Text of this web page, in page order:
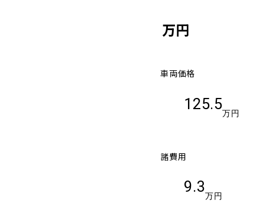
万円
車両価格
125.5
万円
諸費用
9.3
万円